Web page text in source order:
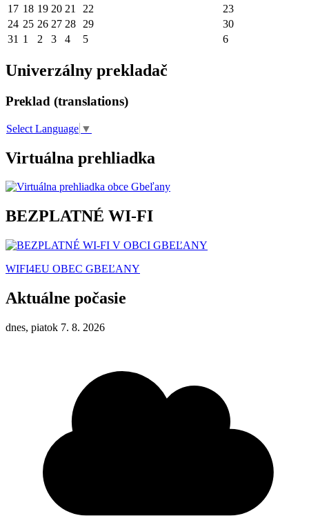
17 18 19 20 21 22
23
24 25 26 27 28 29
30
31 1 2 3 4 5 6
Univerzálny prekladač
Preklad (translations)
Select Language ▼
Virtuálna prehliadka
BEZPLATNÉ WI-FI
WIFI4EU OBEC GBEĽANY
Aktuálne počasie
dnes, piatok 7. 8. 2026